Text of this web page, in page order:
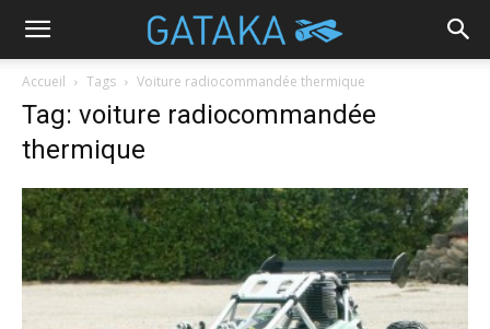
Accueil Tags Voiture radiocommandée thermique
Tag: voiture radiocommandée
thermique